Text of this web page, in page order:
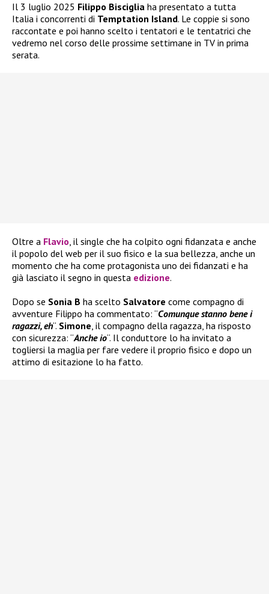
Il 3 luglio 2025 Filippo Bisciglia ha presentato a tutta
Italia i concorrenti di Temptation Island. Le coppie si sono
raccontate e poi hanno scelto i tentatori e le tentatrici che
vedremo nel corso delle prossime settimane in TV in prima
serata.
Oltre a Flavio, il single che ha colpito ogni fidanzata e anche
il popolo del web per il suo fisico e la sua bellezza, anche un
momento che ha come protagonista uno dei fidanzati e ha
già lasciato il segno in questa edizione.
Dopo se Sonia B ha scelto Salvatore come compagno di
avventure Filippo ha commentato: “Comunque stanno bene i
ragazzi, eh“. Simone, il compagno della ragazza, ha risposto
con sicurezza: “Anche io“. Il conduttore lo ha invitato a
togliersi la maglia per fare vedere il proprio fisico e dopo un
attimo di esitazione lo ha fatto.